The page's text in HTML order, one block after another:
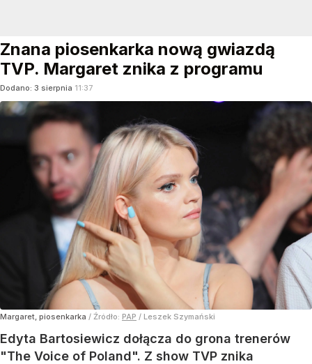
Znana piosenkarka nową gwiazdą
TVP. Margaret znika z programu
Dodano: 3 sierpnia 11:37
Margaret, piosenkarka / Źródło: PAP / Leszek Szymański
Edyta Bartosiewicz dołącza do grona trenerów
"The Voice of Poland". Z show TVP znika